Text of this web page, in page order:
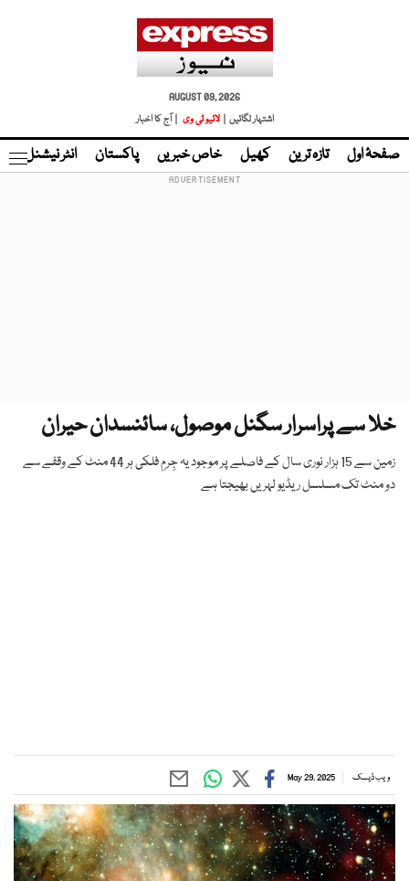
AUGUST 09, 2026
اشتہار لگائیں |
لائیو ٹی وی | آج کا اخبار
صفحۂ اول تازہ ترین کھیل خاص خبریں پاکستان انٹر نیشنل
خلا سے پراسرار سگنل موصول، سائنسدان حیران
زمین سے 15 ہزار نوری سال کے فاصلے پر موجود یہ جِرمِ فلکی ہر 44 منٹ کے وقفے سے
دو منٹ تک مسلسل ریڈیو لہریں بھیجتا ہے
ویب ڈیسک May 29, 2025